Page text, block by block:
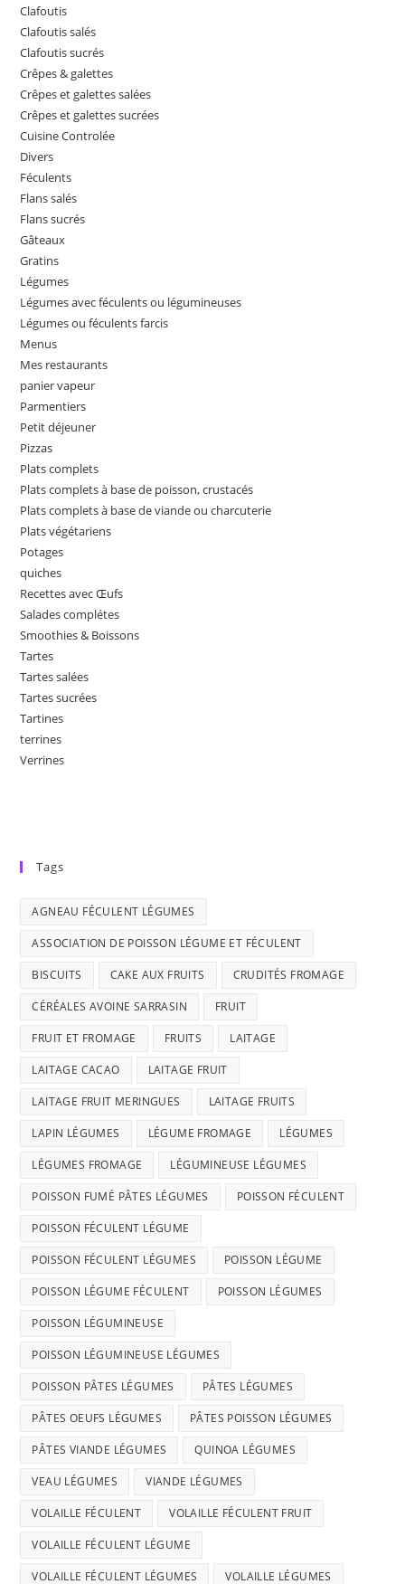
Clafoutis
Clafoutis salés
Clafoutis sucrés
Crêpes & galettes
Crêpes et galettes salées
Crêpes et galettes sucrées
Cuisine Controlée
Divers
Féculents
Flans salés
Flans sucrés
Gâteaux
Gratins
Légumes
Légumes avec féculents ou légumineuses
Légumes ou féculents farcis
Menus
Mes restaurants
panier vapeur
Parmentiers
Petit déjeuner
Pizzas
Plats complets
Plats complets à base de poisson, crustacés
Plats complets à base de viande ou charcuterie
Plats végétariens
Potages
quiches
Recettes avec Œufs
Salades complétes
Smoothies & Boissons
Tartes
Tartes salées
Tartes sucrées
Tartines
terrines
Verrines
Tags
AGNEAU FÉCULENT LÉGUMES
ASSOCIATION DE POISSON LÉGUME ET FÉCULENT
BISCUITS CAKE AUX FRUITS CRUDITÉS FROMAGE
CÉRÉALES AVOINE SARRASIN FRUIT
FRUIT ET FROMAGE FRUITS LAITAGE
LAITAGE CACAO LAITAGE FRUIT
LAITAGE FRUIT MERINGUES LAITAGE FRUITS
LAPIN LÉGUMES LÉGUME FROMAGE LÉGUMES
LÉGUMES FROMAGE LÉGUMINEUSE LÉGUMES
POISSON FUMÉ PÂTES LÉGUMES POISSON FÉCULENT
POISSON FÉCULENT LÉGUME
POISSON FÉCULENT LÉGUMES POISSON LÉGUME
POISSON LÉGUME FÉCULENT POISSON LÉGUMES
POISSON LÉGUMINEUSE
POISSON LÉGUMINEUSE LÉGUMES
POISSON PÂTES LÉGUMES PÂTES LÉGUMES
PÂTES OEUFS LÉGUMES PÂTES POISSON LÉGUMES
PÂTES VIANDE LÉGUMES QUINOA LÉGUMES
VEAU LÉGUMES VIANDE LÉGUMES
VOLAILLE FÉCULENT VOLAILLE FÉCULENT FRUIT
VOLAILLE FÉCULENT LÉGUME
VOLAILLE FÉCULENT LÉGUMES VOLAILLE LÉGUMES